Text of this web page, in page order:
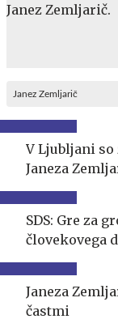
Janez Zemljarič
V Ljubljani
Janeza
SDS: Gre za
človekovega
Janeza
častmi